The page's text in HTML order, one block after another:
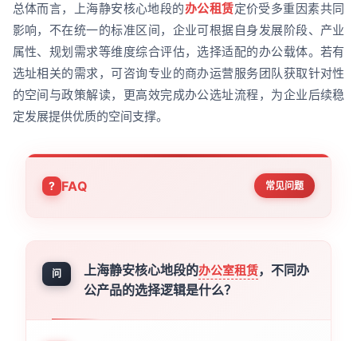
总体而言，上海静安核心地段的办公租赁定价受多重因素共同
影响，不在统一的标准区间，企业可根据自身发展阶段、产业
属性、规划需求等维度综合评估，选择适配的办公载体。若有
选址相关的需求，可咨询专业的商办运营服务团队获取针对性
的空间与政策解读，更高效完成办公选址流程，为企业后续稳
定发展提供优质的空间支撑。
FAQ 常见问题
问 上海静安核心地段的办公室租赁，不同办
公产品的选择逻辑是什么？